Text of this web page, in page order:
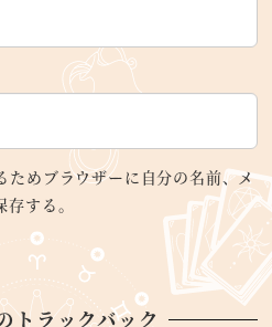
ためブラウザーに自分の名前、メ
する。
トラックバック